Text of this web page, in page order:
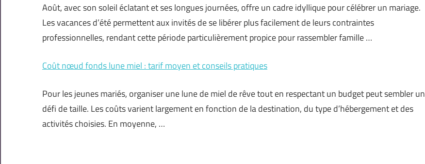
Août, avec son soleil éclatant et ses longues journées, offre un cadre idyllique pour célébrer un mariage.
Les vacances d’été permettent aux invités de se libérer plus facilement de leurs contraintes
professionnelles, rendant cette période particulièrement propice pour rassembler famille …
Coût nœud fonds lune miel : tarif moyen et conseils pratiques
Pour les jeunes mariés, organiser une lune de miel de rêve tout en respectant un budget peut sembler un
défi de taille. Les coûts varient largement en fonction de la destination, du type d’hébergement et des
activités choisies. En moyenne, …